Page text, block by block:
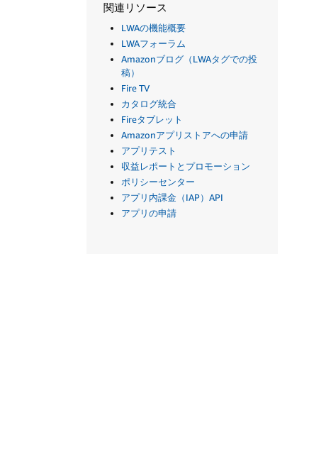
関連リソース
LWAの機能概要
LWAフォーラム
Amazonブログ（LWAタグでの投
稿）
Fire TV
カタログ統合
Fireタブレット
Amazonアプリストアへの申請
アプリテスト
収益レポートとプロモーション
ポリシーセンター
アプリ内課金（IAP）API
アプリの申請